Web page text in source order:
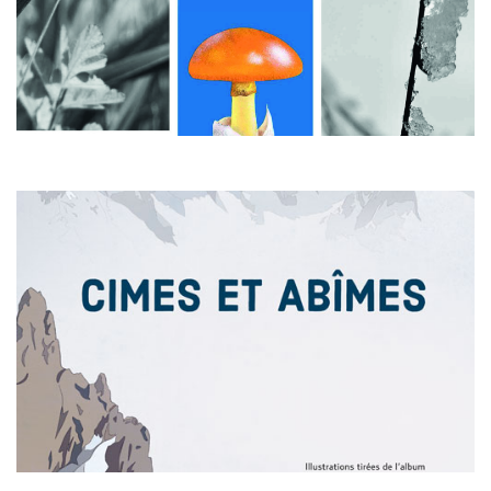
au salon, à Saint-Germain-lès-Arpajon
En savoir plus
Exposition
3 au 9 mars